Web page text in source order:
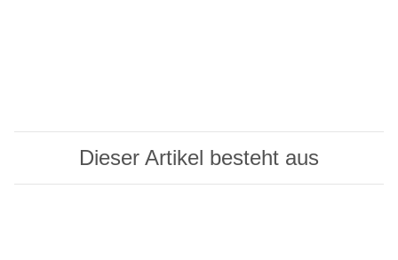
Dieser Artikel besteht aus